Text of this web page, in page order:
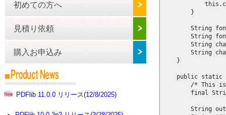
初めての方へ
見積り依頼
購入お申込み
PDFlib 11.0.0 リリース(12/8/2025)
        }
String
String
String
String
    }
public static
/* This
final
String